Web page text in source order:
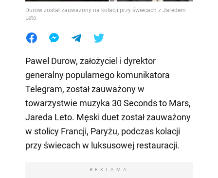
Durow został zauważony na kolacji przy świecach z Jaredem
Leto
Pawel Durow, założyciel i dyrektor
generalny popularnego komunikatora
Telegram, został zauważony w
towarzystwie muzyka 30 Seconds to Mars,
Jareda Leto. Męski duet został zauważony
w stolicy Francji, Paryżu, podczas kolacji
przy świecach w luksusowej restauracji.
REKLAMA